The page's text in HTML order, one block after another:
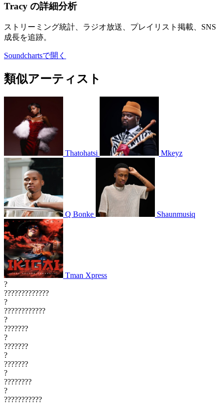
Tracy の詳細分析
ストリーミング統計、ラジオ放送、プレイリスト掲載、SNS
成長を追跡。
Soundchartsで開く
類似アーティスト
Thatohatsi Mkeyz
Q Bonke Shaunmusiq
Tman Xpress
?
?????????????
?
????????????
?
???????
?
???????
?
???????
?
????????
?
???????????